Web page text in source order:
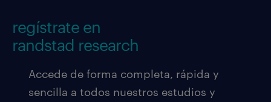
regístrate en
randstad research
Accede de forma completa, rápida y
sencilla a todos nuestros estudios y